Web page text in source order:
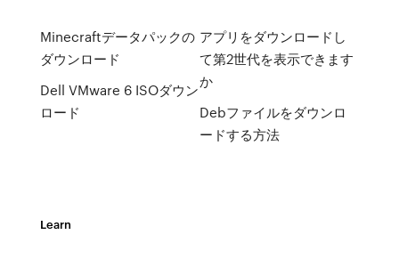
Minecraftデータパックの
ダウンロード
Dell VMware 6 ISOダウン
ロード
アプリをダウンロードし
て第2世代を表示できます
か
Debファイルをダウンロ
ードする方法
Learn